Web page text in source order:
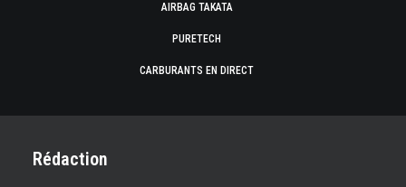
AIRBAG TAKATA
PURETECH
CARBURANTS EN DIRECT
Rédaction